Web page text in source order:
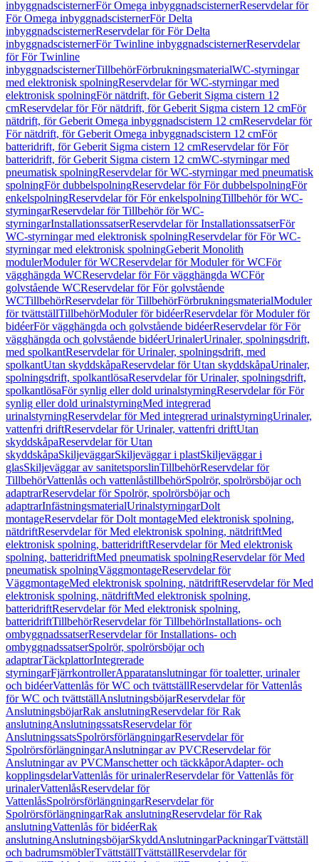
inbyggnadscisternerFör Omega inbyggnadscisternerReservdelar för
För Omega inbyggnadscisternerFör Delta
inbyggnadscisternerReservdelar för För Delta
inbyggnadscisternerFör Twinline inbyggnadscisternerReservdelar
för För Twinline
inbyggnadscisternerTillbehörFörbrukningsmaterialWC-styrningar
med elektronisk spolningReservdelar för WC-styrningar med
elektronisk spolningFör nätdrift, för Geberit Sigma cistern 12
cmReservdelar för För nätdrift, för Geberit Sigma cistern 12 cmFör
nätdrift, för Geberit Omega inbyggnadscistern 12 cmReservdelar för
För nätdrift, för Geberit Omega inbyggnadscistern 12 cmFör
batteridrift, för Geberit Sigma cistern 12 cmReservdelar för För
batteridrift, för Geberit Sigma cistern 12 cmWC-styrningar med
pneumatisk spolningReservdelar för WC-styrningar med pneumatisk
spolningFör dubbelspolningReservdelar för För dubbelspolningFör
enkelspolningReservdelar för För enkelspolningTillbehör för WC-
styrningarReservdelar för Tillbehör för WC-
styrningarInstallationssatserReservdelar för InstallationssatserFör
WC-styrningar med elektronisk spolningReservdelar för För WC-
styrningar med elektronisk spolningGeberit Monolith
modulerModuler för WCReservdelar för Moduler för WCFör
vägghängda WCReservdelar för För vägghängda WCFör
golvstående WCReservdelar för För golvstående
WCTillbehörReservdelar för TillbehörFörbrukningsmaterialModuler
för tvättställTillbehörModuler för bidéerReservdelar för Moduler för
bidéerFör vägghängda och golvstående bidéerReservdelar för För
vägghängda och golvstående bidéerUrinalerUrinaler, spolningsdrift,
med spolkantReservdelar för Urinaler, spolningsdrift, med
spolkantUtan skyddskåpaReservdelar för Utan skyddskåpaUrinaler,
spolningsdrift, spolkantlösaReservdelar för Urinaler, spolningsdrift,
spolkantlösaFör synlig eller dold urinalstyrningReservdelar för För
synlig eller dold urinalstyrningMed integrerad
urinalstyrningReservdelar för Med integrerad urinalstyrningUrinaler,
vattenfri driftReservdelar för Urinaler, vattenfri driftUtan
skyddskåpaReservdelar för Utan
skyddskåpaSkiljeväggarSkiljeväggar i plastSkiljeväggar i
glasSkiljeväggar av sanitetsporslinTillbehörReservdelar för
TillbehörVattenlås och vattenlåstillbehörSpolrör, spolrörsböjar och
adaptrarReservdelar för Spolrör, spolrörsböjar och
adaptrarInfästningsmaterialUrinalstyrningarDolt
montageReservdelar för Dolt montageMed elektronisk spolning,
nätdriftReservdelar för Med elektronisk spolning, nätdriftMed
elektronisk spolning, batteridriftReservdelar för Med elektronisk
spolning, batteridriftMed pneumatisk spolningReservdelar för Med
pneumatisk spolningVäggmontageReservdelar för
VäggmontageMed elektronisk spolning, nätdriftReservdelar för Med
elektronisk spolning, nätdriftMed elektronisk spolning,
batteridriftReservdelar för Med elektronisk spolning,
batteridriftTillbehörReservdelar för TillbehörInstallations- och
ombyggnadssatserReservdelar för Installations- och
ombyggnadssatserSpolrör, spolrörsböjar och
adaptrarTäckplattorIntegrerade
styrningarFjärrkontrollerApparatanslutningar för toaletter, urinaler
och bidéerVattenlås för WC och tvättställReservdelar för Vattenlås
för WC och tvättställAnslutningsböjarReservdelar för
AnslutningsböjarRak anslutningReservdelar för Rak
anslutningAnslutningssatsReservdelar för
AnslutningssatsSpolrörsförlängningarReservdelar för
SpolrörsförlängningarAnslutningar av PVCReservdelar för
Anslutningar av PVCManschetter och täckkåporAdapter- och
kopplingsdelarVattenlås för urinalerReservdelar för Vattenlås för
urinalerVattenlåsReservdelar för
VattenlåsSpolrörsförlängningarReservdelar för
SpolrörsförlängningarRak anslutningReservdelar för Rak
anslutningVattenlås för bidéerRak
anslutningAnslutningsböjarSkyddAnslutningarPackningarTvättställ
och badrumsmöblerTvättställTvättställReservdelar för